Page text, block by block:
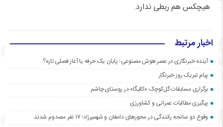
هیچکس هم ربطی ندارد.
اخبار مرتبط
آینده خبرنگاری در عصر هوش مصنوعی؛ پایان یک حرفه یا آغاز فصلی تازه؟
پیام تبریک روز خبرنگار
برگزاری مسابقات گل‌کوچک «کالیگا» در روستای چاشم
پیگیری مطالبات عمرانی و کشاورزی
وقوع دو سانحه رانندگی در محورهای دامغان و شهمیرزاد؛ ۱۷ نفر مصدوم شدند